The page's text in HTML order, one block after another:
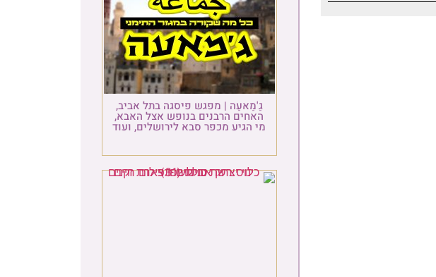
גַ'מַאעַה | מפגש פיסגה בתל אביב,
האחים הרבנים בנופש אצל האבא,
מי הגיע מכפר סבא לירושלים, ועוד